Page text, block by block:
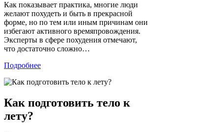
Как показывает практика, многие люди
желают похудеть и быть в прекрасной
форме, но по тем или иным причинам они
избегают активного времяпровождения.
Эксперты в сфере похудения отмечают,
что достаточно сложно…
Подробнее
Как подготовить тело к
лету?